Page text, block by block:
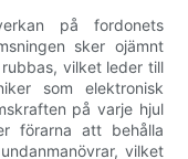
på fordonets
sker ojämnt
vilket leder till
som elektronisk
på varje hjul
förarna att behålla
vilket